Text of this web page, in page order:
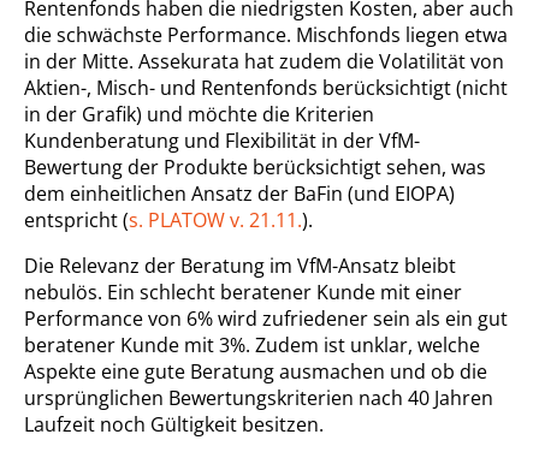
Rentenfonds haben die niedrigsten Kosten, aber auch
die schwächste Performance. Mischfonds liegen etwa
in der Mitte. Assekurata hat zudem die Volatilität von
Aktien-, Misch- und Rentenfonds berücksichtigt (nicht
in der Grafik) und möchte die Kriterien
Kundenberatung und Flexibilität in der VfM-
Bewertung der Produkte berücksichtigt sehen, was
dem einheitlichen Ansatz der BaFin (und EIOPA)
entspricht (s. PLATOW v. 21.11.).
Die Relevanz der Beratung im VfM-Ansatz bleibt
nebulös. Ein schlecht beratener Kunde mit einer
Performance von 6% wird zufriedener sein als ein gut
beratener Kunde mit 3%. Zudem ist unklar, welche
Aspekte eine gute Beratung ausmachen und ob die
ursprünglichen Bewertungskriterien nach 40 Jahren
Laufzeit noch Gültigkeit besitzen.